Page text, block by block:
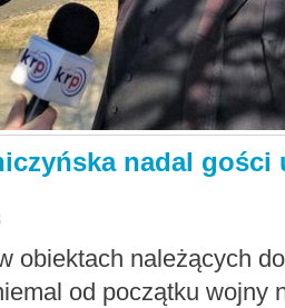
nadal gości
obiektach należących
od początku wojny